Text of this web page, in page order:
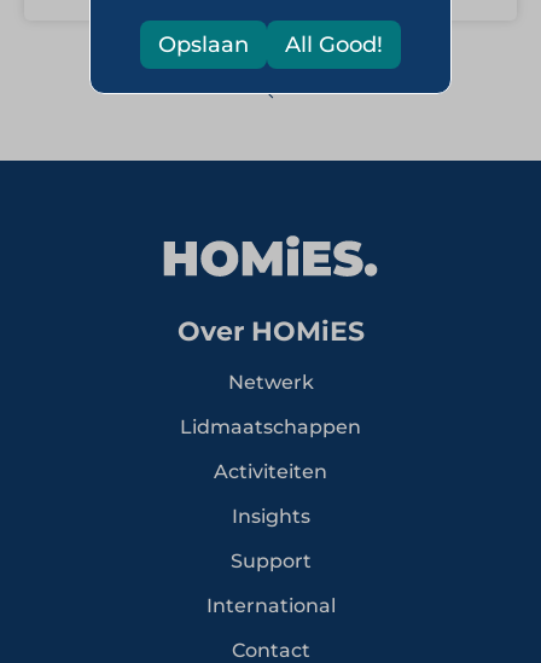
Over HOMiES
Netwerk
Lidmaatschappen
Activiteiten
Insights
Support
International
Contact
Opslaan All Good!